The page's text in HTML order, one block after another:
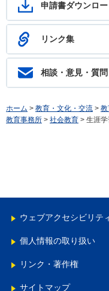
申請書ダウンロー
リンク集
相談・意見・質問
ホーム > 教育・文化・交流 > 教
教育事務所 > 社会教育 > 生涯
ウェブアクセシビリテ
個人情報の取り扱い
リンク・著作権
サイトマップ